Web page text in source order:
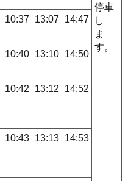
停車
し
ま
す。
10:37 13:07 14:47
10:40 13:10 14:50
10:42 13:12 14:52
10:43 13:13 14:53